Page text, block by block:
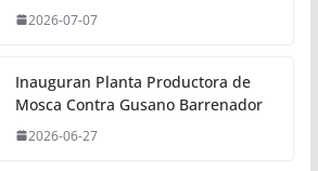
2026-07-07
Inauguran Planta Productora de
Mosca Contra Gusano Barrenador
2026-06-27